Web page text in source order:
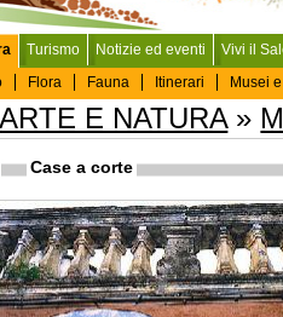
Flora Fauna Itinerari Musei
Turismo Notizie ed eventi Vivi il
ARTE E NATURA»
Case a corte